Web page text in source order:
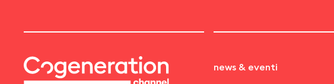
news & eventi